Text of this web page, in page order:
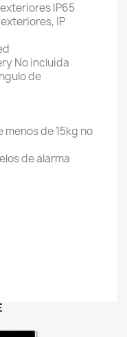
IP65
IP
No incluida
de
de 15kg no
de alarma